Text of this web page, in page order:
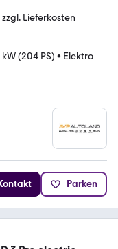
Lieferkosten
kW (204 PS) • Elektro
Parken